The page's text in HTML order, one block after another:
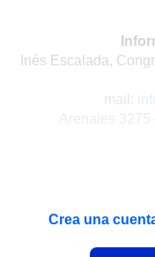
Inés Escalada,
mail:
Crea una